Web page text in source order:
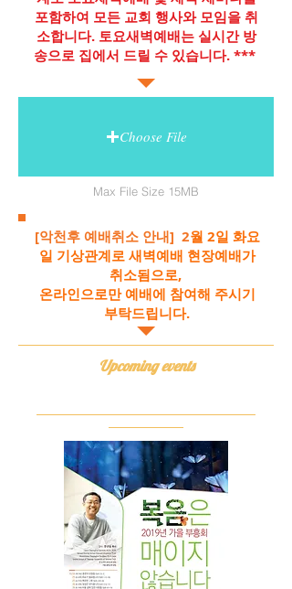
포함하여 모든 교회 행사와 모임을 취
소합니다. 토요새벽예배는 실시간 방
송으로 집에서 드릴 수 있습니다. ***
Choose File
Max File Size 15MB
[악천후 예배취소 안내] 2월 2일 화요
일 기상관계로 새벽예배 현장예배가
취소됨으로,
​온라인으로만 예배에 참여해 주시기
부탁드립니다.
Upcoming events